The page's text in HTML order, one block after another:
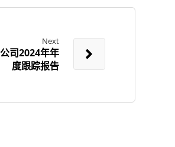
Next
司2024年年
度跟踪报告